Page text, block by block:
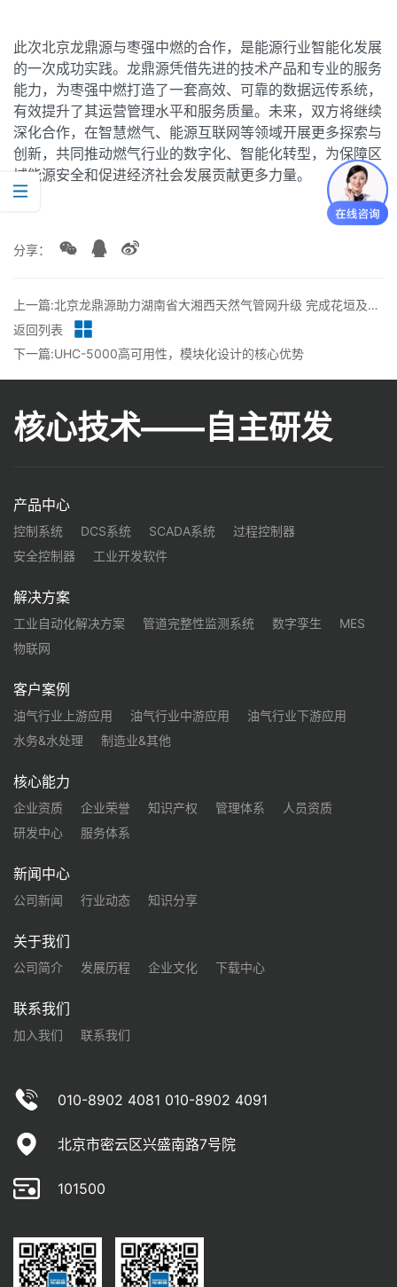
此次北京龙鼎源与枣强中燃的合作，是能源行业智能化发展
的一次成功实践。龙鼎源凭借先进的技术产品和专业的服务
能力，为枣强中燃打造了一套高效、可靠的数据远传系统，
有效提升了其运营管理水平和服务质量。未来，双方将继续
深化合作，在智慧燃气、能源互联网等领域开展更多探索与
创新，共同推动燃气行业的数字化、智能化转型，为保障区
域能源安全和促进经济社会发展贡献更多力量。
分享：
上一篇:北京龙鼎源助力湖南省大湘西天然气管网升级 完成花垣及保靖站控逻辑修改调试
返回列表
下一篇:UHC-5000高可用性，模块化设计的核心优势
核心技术——自主研发
产品中心
控制系统 DCS系统 SCADA系统
过程控制器
安全控制器
工业开发软件
解决方案
工业自动化解决方案 管道完整性监测系统 数字孪生
MES
物联网
客户案例
油气行业上游应用 油气行业中游应用
油气行业下游应用
水务&水处理
制造业&其他
核心能力
企业资质 企业荣誉 知识产权 管理体系
人员资质
研发中心
服务体系
新闻中心
公司新闻 行业动态 知识分享
关于我们
公司简介 发展历程 企业文化 下载中心
联系我们
加入我们 联系我们
010-8902 4081 010-8902 4091
北京市密云区兴盛南路7号院
101500